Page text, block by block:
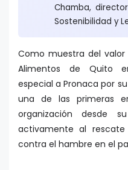
Chamba,
Sostenibilidad y
Como muestra del
Alimentos de Quito
especial a Pronaca por
una de las primeras
organización desde
activamente al
contra el hambre en el